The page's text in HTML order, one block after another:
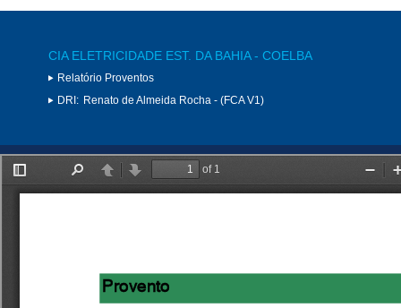
CIA ELETRICIDADE EST. DA BAHIA - COELBA
Relatório Proventos
DRI: Renato de Almeida Rocha - (FCA V1)